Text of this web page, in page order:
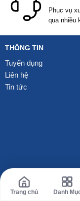
Phục vụ
qua nhiều
THÔNG TIN
Tuyển dụng
Liên hệ
Tin tức
Trang chủ Danh